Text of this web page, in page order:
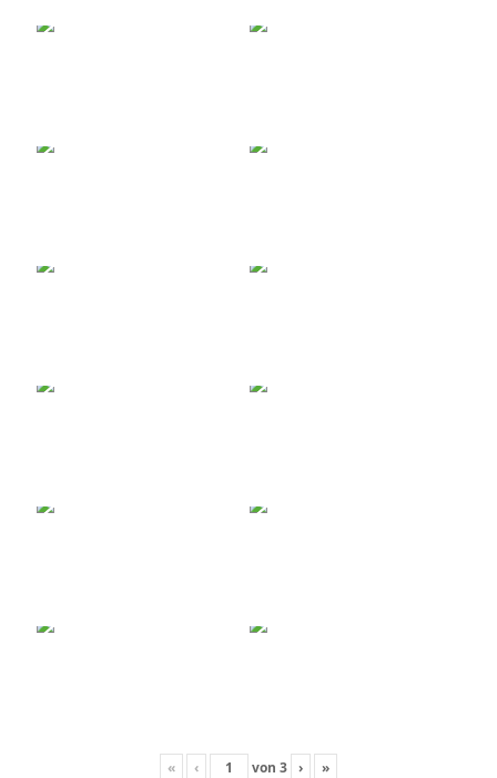
« ‹ von 3 › »